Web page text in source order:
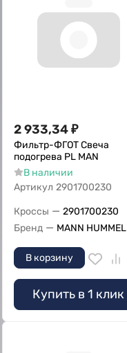
2 933,34₽
Фильтр-ФГОТ Свеча
подогрева РL MAN
В наличии
Артикул 2901700230
Кроссы — 2901700230
Бренд — MANN HUMMEL
В корзину
Купить в 1 клик